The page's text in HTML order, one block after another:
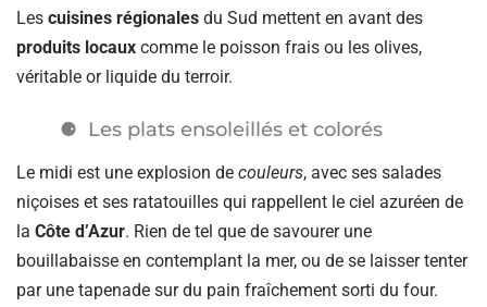
Les cuisines régionales du Sud mettent en avant des
produits locaux comme le poisson frais ou les olives,
véritable or liquide du terroir.
Les plats ensoleillés et colorés
Le midi est une explosion de couleurs, avec ses salades
niçoises et ses ratatouilles qui rappellent le ciel azuréen de
la Côte d’Azur. Rien de tel que de savourer une
bouillabaisse en contemplant la mer, ou de se laisser tenter
par une tapenade sur du pain fraîchement sorti du four.